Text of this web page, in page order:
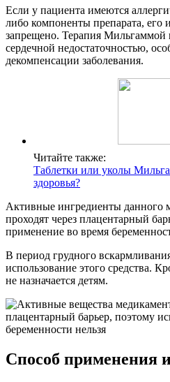
Если у пациента имеются
либо компоненты препарата, его
запрещено. Терапия Мильгаммой
сердечной недостаточностью,
декомпенсации заболевания.
Читайте также:
Таблетки или уколы
здоровья?
Активные ингредиенты данного
проходят через плацентарный
применение во время
В период грудного
использование этого средства.
не назначается детям.
Способ применения